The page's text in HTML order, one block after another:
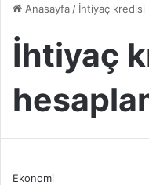
Anasayfa / İhtiyaç kredisi
İhtiyaç
Ekonomi